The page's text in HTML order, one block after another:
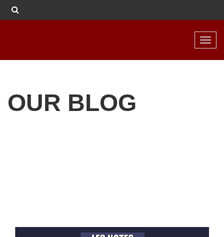
OUR BLOG